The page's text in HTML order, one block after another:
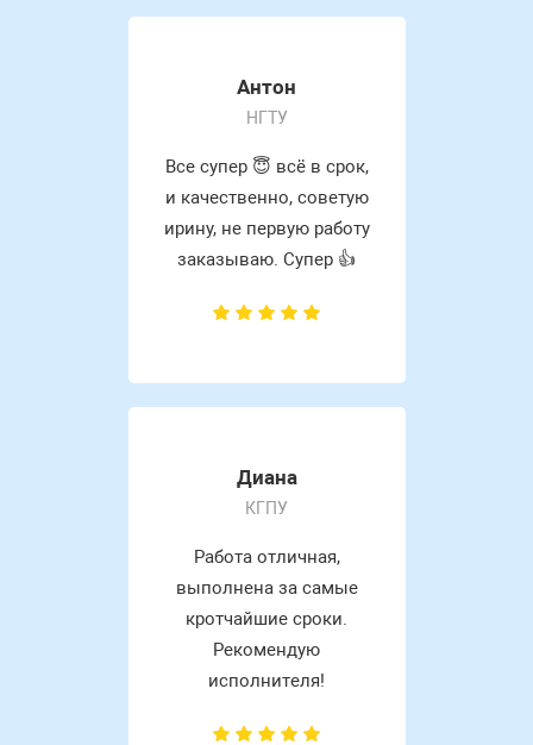
Антон
НГТУ
Все супер 😇 всё в срок,
и качественно, советую
ирину, не первую работу
заказываю. Супер 👍
Диана
КГПУ
Работа отличная,
выполнена за самые
кротчайшие сроки.
Рекомендую
исполнителя!